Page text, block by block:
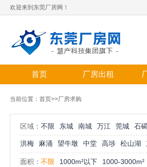
欢迎来到东莞厂房网！
首页 厂房出租
当前位置： 首页>>厂房求购
区域： 不限 东城 南城 万江 莞城 石
洪梅 麻涌 望牛墩 中堂 高埗 松山湖
面积： 不限 1000m²以下 1000-3000m²